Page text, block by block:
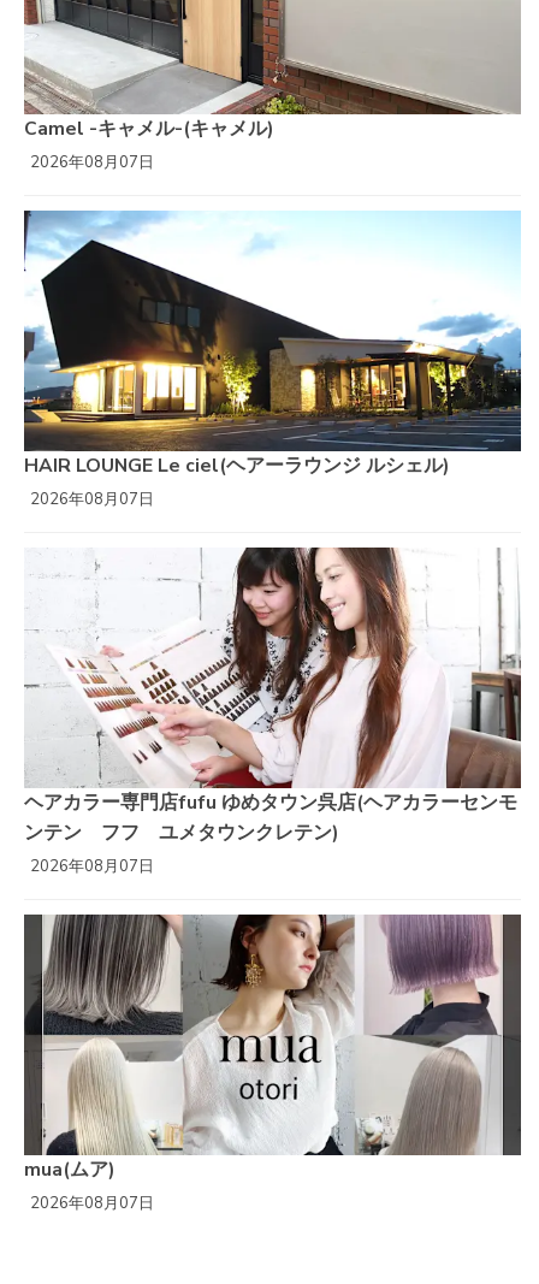
Camel -キャメル-(キャメル)
2026年08月07日
HAIR LOUNGE Le ciel(ヘアーラウンジ ルシェル)
2026年08月07日
ヘアカラー専門店fufu ゆめタウン呉店(ヘアカラーセンモ
ンテン フフ ユメタウンクレテン)
2026年08月07日
mua(ムア)
2026年08月07日